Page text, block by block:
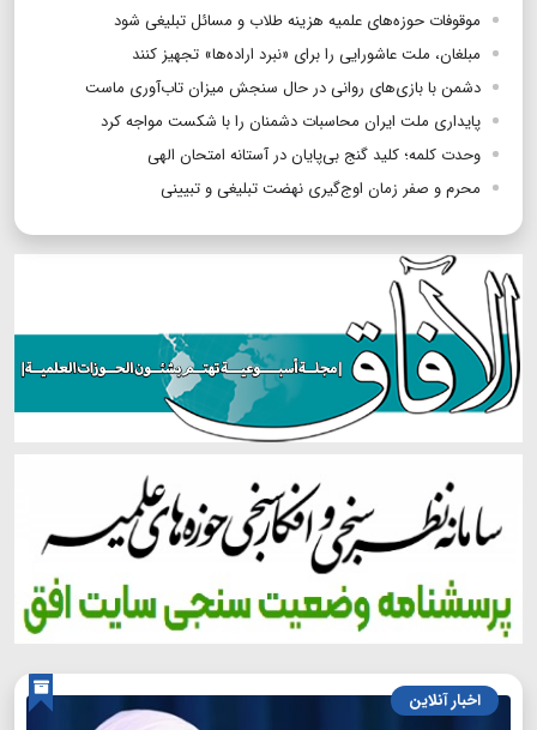
موقوفات حوزه‌های علمیه هزینه طلاب و مسائل تبلیغی شود
مبلغان، ملت عاشورایی را برای «نبرد اراده‌ها» تجهیز کنند
دشمن با بازی‌های روانی در حال سنجش میزان تاب‌آوری ماست
پایداری ملت ایران محاسبات دشمنان را با شکست مواجه کرد
وحدت کلمه؛ کلید گنج بی‌پایان در آستانه امتحان الهی
محرم و صفر زمان اوج‌گیری نهضت تبلیغی و تبیینی
اخبار آنلاین